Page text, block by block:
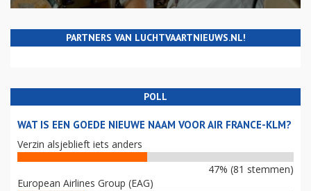
PARTNERS VAN LUCHTVAARTNIEUWS.NL!
POLL
WAT IS EEN GOEDE NIEUWE NAAM VOOR AIR FRANCE-KLM?
Verzin alsjeblieft iets anders
47% (81 stemmen)
European Airlines Group (EAG)